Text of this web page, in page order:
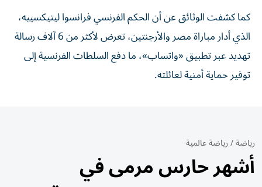
كما كشفت الوثائق عن أن الحكم الفرنسي فرانسوا ليتيكسييه،
الذي أدار مباراة مصر والأرجنتين، تعرض لأكثر من 6 آلاف رسالة
تهديد عبر تطبيق «واتساب»، ما دفع السلطات الفرنسية إلى
توفير حماية أمنية لعائلته.
رياضة/رياضة عالمية
أشهر حارس مرمى في